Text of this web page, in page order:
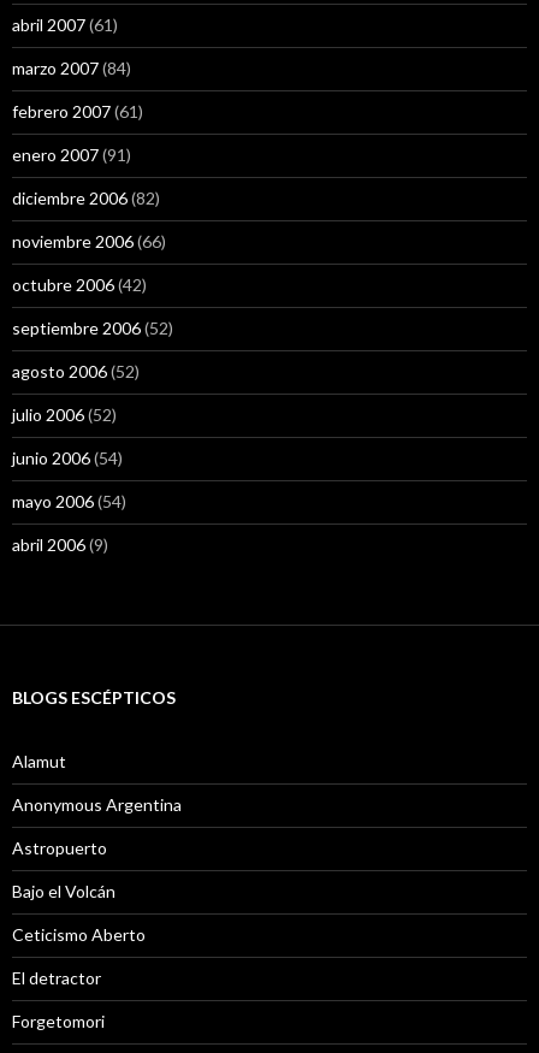
abril 2007(61)
marzo 2007(84)
febrero 2007(61)
enero 2007(91)
diciembre 2006(82)
noviembre 2006(66)
octubre 2006(42)
septiembre 2006(52)
agosto 2006(52)
julio 2006(52)
junio 2006(54)
mayo 2006(54)
abril 2006(9)
BLOGS ESCÉPTICOS
Alamut
Anonymous Argentina
Astropuerto
Bajo el Volcán
Ceticismo Aberto
El detractor
Forgetomori